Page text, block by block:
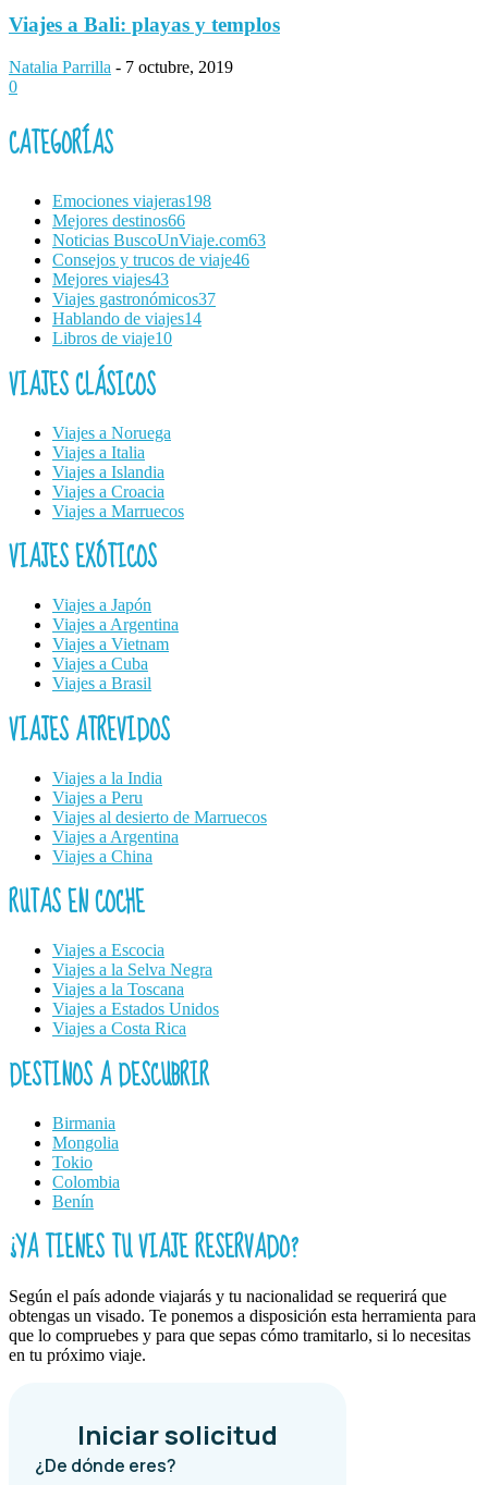
Viajes a Bali: playas y templos
Natalia Parrilla - 7 octubre, 2019
0
CATEGORÍAS
Emociones viajeras198
Mejores destinos66
Noticias BuscoUnViaje.com63
Consejos y trucos de viaje46
Mejores viajes43
Viajes gastronómicos37
Hablando de viajes14
Libros de viaje10
VIAJES CLÁSICOS
Viajes a Noruega
Viajes a Italia
Viajes a Islandia
Viajes a Croacia
Viajes a Marruecos
VIAJES EXÓTICOS
Viajes a Japón
Viajes a Argentina
Viajes a Vietnam
Viajes a Cuba
Viajes a Brasil
VIAJES ATREVIDOS
Viajes a la India
Viajes a Peru
Viajes al desierto de Marruecos
Viajes a Argentina
Viajes a China
RUTAS EN COCHE
Viajes a Escocia
Viajes a la Selva Negra
Viajes a la Toscana
Viajes a Estados Unidos
Viajes a Costa Rica
DESTINOS A DESCUBRIR
Birmania
Mongolia
Tokio
Colombia
Benín
¿YA TIENES TU VIAJE RESERVADO?
Según el país adonde viajarás y tu nacionalidad se requerirá que
obtengas un visado. Te ponemos a disposición esta herramienta para
que lo compruebes y para que sepas cómo tramitarlo, si lo necesitas
en tu próximo viaje.